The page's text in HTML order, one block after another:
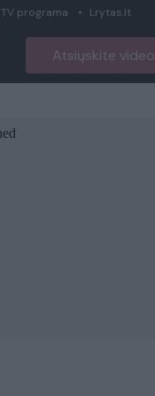
TV programa Lrytas.lt
Atsiųskite video